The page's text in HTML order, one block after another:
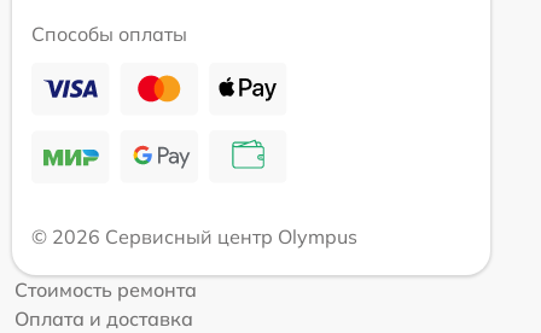
Способы оплаты
© 2026 Сервисный центр Olympus
Стоимость ремонта
Оплата и доставка